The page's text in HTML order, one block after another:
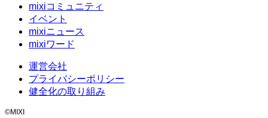
mixiコミュニティ
イベント
mixiニュース
mixiワード
運営会社
プライバシーポリシー
健全化の取り組み
©MIXI